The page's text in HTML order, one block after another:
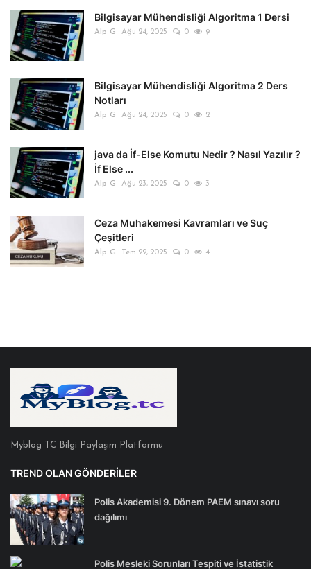
Bilgisayar Mühendisliği Algoritma 1 Dersi
Alp G Ağu 24, 2025 0 9
Bilgisayar Mühendisliği Algoritma 2 Ders
Notları
Alp G Ağu 24, 2025 0 2
java da İf-Else Komutu Nedir ? Nasıl Yazılır ?
İf Else ...
Alp G Ağu 23, 2025 0 3
Ceza Muhakemesi Kavramları ve Suç
Çeşitleri
Alp G Tem 22, 2025 0 4
Myblog TC Bilgi Paylaşım Platformu
TREND OLAN GÖNDERILER
Polis Akademisi 9. Dönem PAEM sınavı soru
dağılımı
Polis Mesleki Sorunları Tespiti ve İstatistik